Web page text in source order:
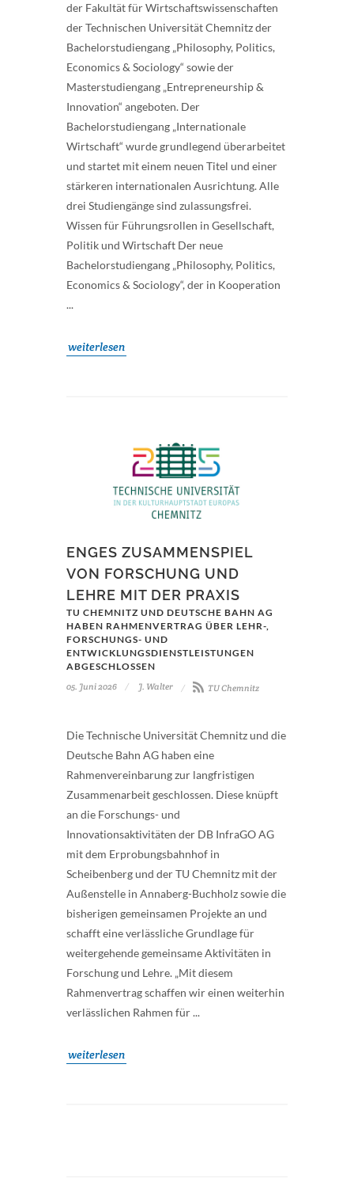
der Fakultät für Wirtschaftswissenschaften
der Technischen Universität Chemnitz der
Bachelorstudiengang „Philosophy, Politics,
Economics & Sociology“ sowie der
Masterstudiengang „Entrepreneurship &
Innovation“ angeboten. Der
Bachelorstudiengang „Internationale
Wirtschaft“ wurde grundlegend überarbeitet
und startet mit einem neuen Titel und einer
stärkeren internationalen Ausrichtung. Alle
drei Studiengänge sind zulassungsfrei.
Wissen für Führungsrollen in Gesellschaft,
Politik und Wirtschaft Der neue
Bachelorstudiengang „Philosophy, Politics,
Economics & Sociology“, der in Kooperation
...
weiterlesen
ENGES ZUSAMMENSPIEL
VON FORSCHUNG UND
LEHRE MIT DER PRAXIS
TU CHEMNITZ UND DEUTSCHE BAHN AG
HABEN RAHMENVERTRAG ÜBER LEHR-,
FORSCHUNGS- UND
ENTWICKLUNGSDIENSTLEISTUNGEN
ABGESCHLOSSEN
05. Juni 2026
J. Walter TU Chemnitz
Die Technische Universität Chemnitz und die
Deutsche Bahn AG haben eine
Rahmenvereinbarung zur langfristigen
Zusammenarbeit geschlossen. Diese knüpft
an die Forschungs- und
Innovationsaktivitäten der DB InfraGO AG
mit dem Erprobungsbahnhof in
Scheibenberg und der TU Chemnitz mit der
Außenstelle in Annaberg-Buchholz sowie die
bisherigen gemeinsamen Projekte an und
schafft eine verlässliche Grundlage für
weitergehende gemeinsame Aktivitäten in
Forschung und Lehre. „Mit diesem
Rahmenvertrag schaffen wir einen weiterhin
verlässlichen Rahmen für ...
weiterlesen